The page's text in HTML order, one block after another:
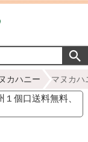
カハニー マヌカハ
個口送料無料、